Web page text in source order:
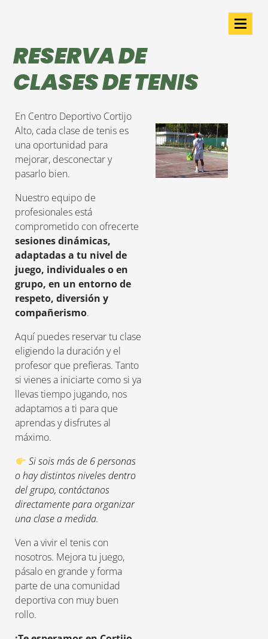
RESERVA DE
CLASES DE TENIS
En Centro Deportivo Cortijo
Alto, cada clase de tenis es
una oportunidad para
mejorar, desconectar y
pasarlo bien.
Nuestro equipo de
profesionales está
comprometido con ofrecerte
sesiones dinámicas,
adaptadas a tu nivel de
juego, individuales o en
grupo, en un entorno de
respeto, diversión y
compañerismo.
Aquí puedes reservar tu clase
eligiendo la duración y el
profesor que prefieras. Tanto
si vienes a iniciarte como si ya
llevas tiempo jugando, nos
adaptamos a ti para que
aprendas y disfrutes al
máximo.
Si sois más de 6 personas
o hay distintos niveles dentro
del grupo, contáctanos
directamente para organizar
una clase a medida.
Ven a vivir el tenis con
nosotros. Mejora tu juego,
pásalo en grande y forma
parte de una comunidad
deportiva con muy buen
rollo.